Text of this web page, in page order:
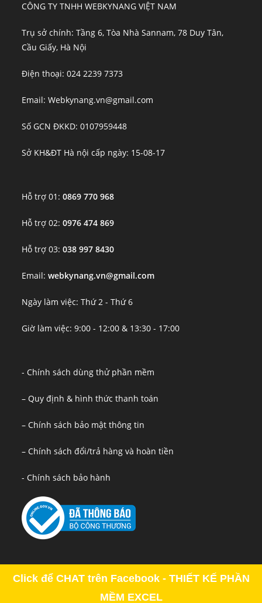
CÔNG TY TNHH WEBKYNANG VIỆT NAM
Trụ sở chính: Tầng 6, Tòa Nhà Sannam, 78 Duy Tân,
Cầu Giấy, Hà Nội
Điện thoại: 024 2239 7373
Email: Webkynang.vn@gmail.com
Số GCN ĐKKD: 0107959448
Sở KH&ĐT Hà nội cấp ngày: 15-08-17
Hỗ trợ 01:0869 770 968
Hỗ trợ 02:0976 474 869
Hỗ trợ 03:038 997 8430
Email:webkynang.vn@gmail.com
Ngày làm việc: Thứ 2 - Thứ 6
Giờ làm việc: 9:00 - 12:00 & 13:30 - 17:00
- Chính sách dùng thử phần mềm
– Quy định & hình thức thanh toán
– Chính sách bảo mật thông tin
– Chính sách đổi/trả hàng và hoàn tiền
- Chính sách bảo hành
Copyright - OceanWP Theme by OceanWP
Click để CHAT trên Facebook - THIẾT KẾ PHẦN
MỀM EXCEL